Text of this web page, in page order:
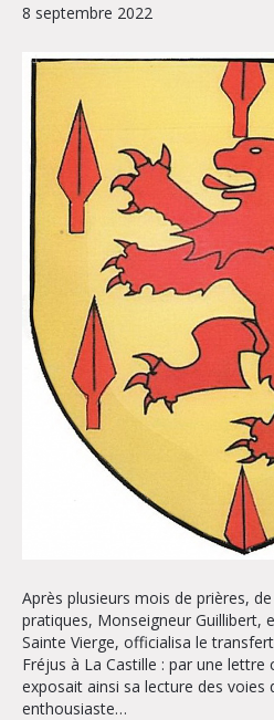
8 septembre 2022
Après plusieurs mois de prières,
pratiques, Monseigneur Guillibert,
Sainte Vierge, officialisa le
Fréjus à La Castille : par une lettre
exposait ainsi sa lecture des voies
enthousiaste…